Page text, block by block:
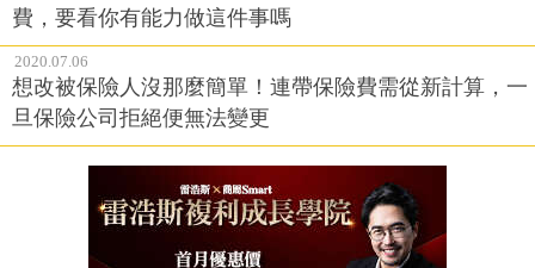
費，要看你有能力做這件事嗎
2020.07.06
想改被保險人沒那麼簡單！連帶保險費需從新計算，一
旦保險公司拒絕便無法變更